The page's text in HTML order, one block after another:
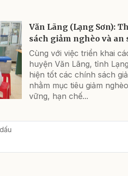
Văn Lãng (Lạng Sơn):
sách giảm nghèo và an
Cùng với việc triển khai
huyện Văn Lãng, tỉnh
hiện tốt các chính sách
nhằm mục tiêu giảm
vững, hạn chế...